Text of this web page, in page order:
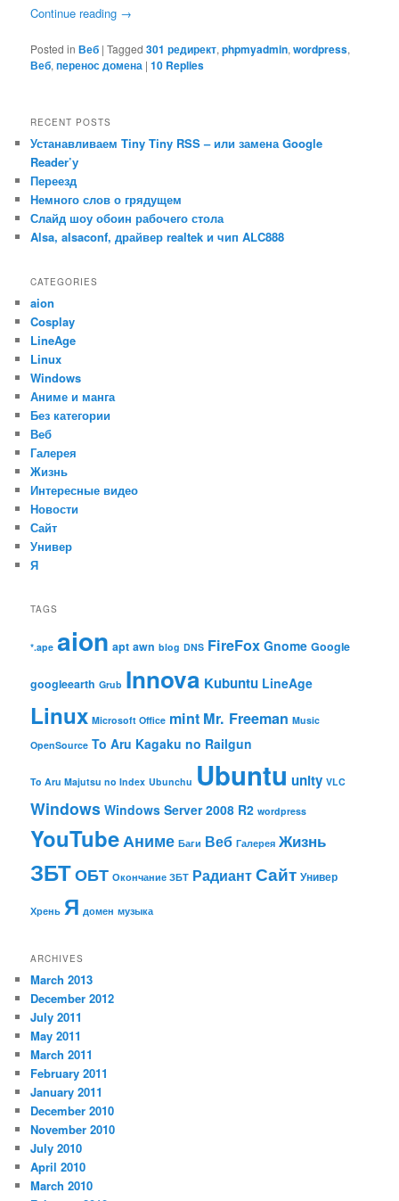
Continue reading →
Posted in Веб |Tagged 301 редирект,phpmyadmin,wordpress,
Веб,перенос домена |10 Replies
RECENT POSTS
Устанавливаем Tiny Tiny RSS – или замена Google
Reader’у
Переезд
Немного слов о грядущем
Слайд шоу обоин рабочего стола
Alsa, alsaconf, драйвер realtek и чип ALC888
CATEGORIES
aion
Cosplay
LineAge
Linux
Windows
Аниме и манга
Без категории
Веб
Галерея
Жизнь
Интересные видео
Новости
Сайт
Универ
Я
TAGS
*.ape aion apt awn blog DNS FireFox Gnome Google
googleearth Grub Innova Kubuntu LineAge
Linux Microsoft Office mint Mr. Freeman Music
OpenSource To Aru Kagaku no Railgun
To Aru Majutsu no Index Ubunchu Ubuntu unity VLC
Windows Windows Server 2008 R2 wordpress
YouTubeАниме Баги Веб Галерея Жизнь
ЗБТОБТ Окончание ЗБТ РадиантСайт Универ
Хрень Я домен музыка
ARCHIVES
March 2013
December 2012
July 2011
May 2011
March 2011
February 2011
January 2011
December 2010
November 2010
July 2010
April 2010
March 2010